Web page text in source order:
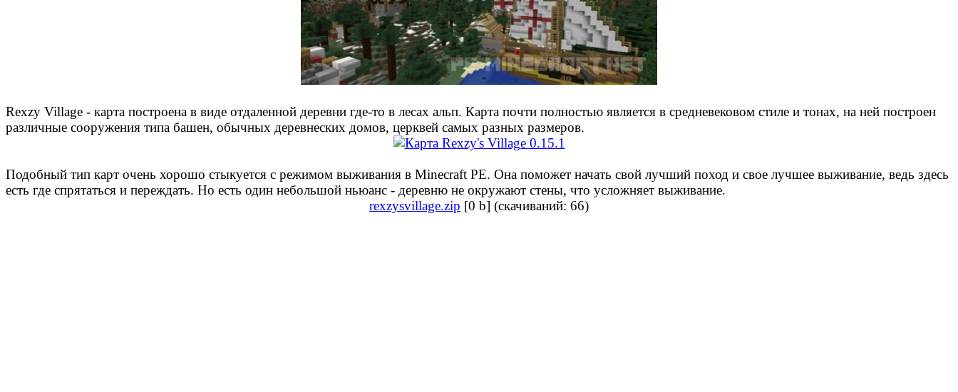
Rexzy Village - карта построена в виде отдаленной деревни где-то в лесах альп. Карта почти полностью является в средневековом стиле и тонах, на ней построен
различные сооружения типа башен, обычных деревнеских домов, церквей самых разных размеров.
Подобный тип карт очень хорошо стыкуется с режимом выживания в Minecraft PE. Она поможет начать свой лучший поход и свое лучшее выживание, ведь здесь
есть где спрятаться и переждать. Но есть один небольшой ньюанс - деревню не окружают стены, что усложняет выживание.
rexzysvillage.zip [0 b] (cкачиваний: 66)